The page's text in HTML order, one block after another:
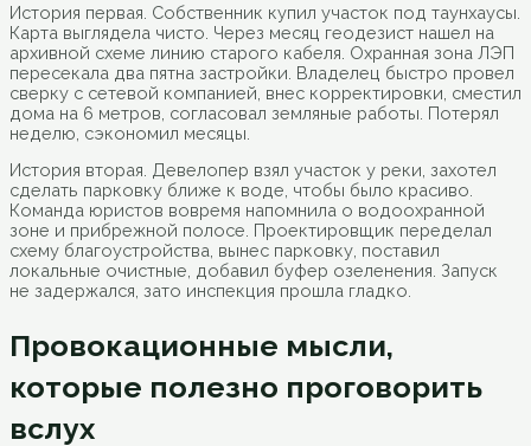
История первая. Собственник купил участок под таунхаусы.
Карта выглядела чисто. Через месяц геодезист нашел на
архивной схеме линию старого кабеля. Охранная зона ЛЭП
пересекала два пятна застройки. Владелец быстро провел
сверку с сетевой компанией, внес корректировки, сместил
дома на 6 метров, согласовал земляные работы. Потерял
неделю, сэкономил месяцы.
История вторая. Девелопер взял участок у реки, захотел
сделать парковку ближе к воде, чтобы было красиво.
Команда юристов вовремя напомнила о водоохранной
зоне и прибрежной полосе. Проектировщик переделал
схему благоустройства, вынес парковку, поставил
локальные очистные, добавил буфер озеленения. Запуск
не задержался, зато инспекция прошла гладко.
Провокационные мысли,
которые полезно проговорить
вслух